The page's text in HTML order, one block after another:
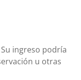
ingreso podría
u otras